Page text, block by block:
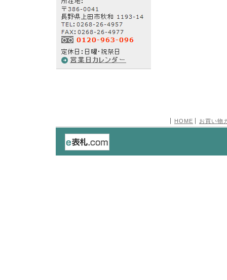
HOME お買い物